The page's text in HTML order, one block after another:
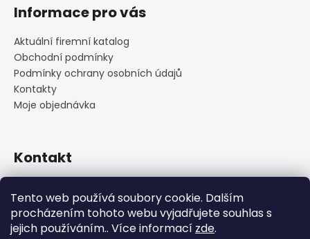
Tento web používá soubory cookie. Dalším
procházením tohoto webu vyjadřujete souhlas s
jejich používáním.. Více informací zde.
Informace pro vás
Aktuální firemní katalog
Obchodní podmínky
Podmínky ochrany osobních údajů
Kontakty
Moje objednávka
Kontakt
+420 222 316 990
https://www.facebook.com/cskarlin